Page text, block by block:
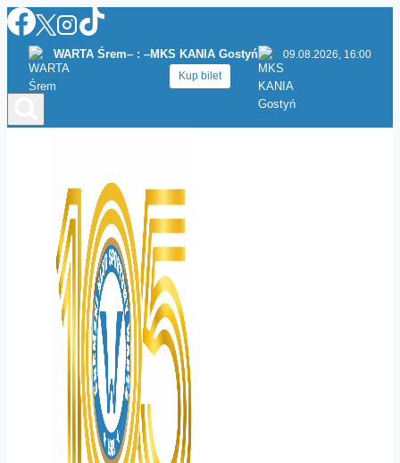
Przejdź
do
treści
WARTA Śrem– : –MKS KANIA Gostyń
09.08.2026, 16:00
Kup bilet